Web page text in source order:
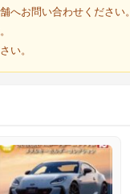
へお問い合わせください。
い。